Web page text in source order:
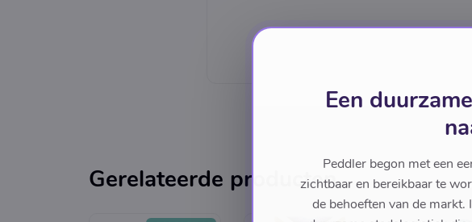
Gerelateerde producten
Een
Peddler begon met een
zichtbaar en bereikbaar te
de behoeften van de